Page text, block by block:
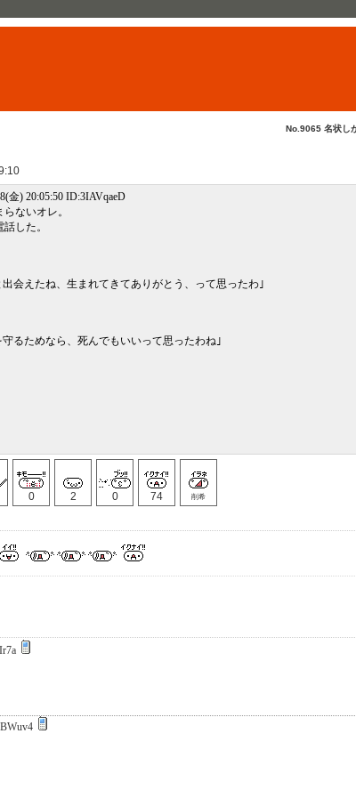
No.9065 名状し
金) 20:05:50 ID:3IAVqaeD
ないオレ。
した。
会えたね、生まれてきてありがとう、って思ったわ｣
るためなら、死んでもいいって思ったわね｣
0 2 0 74 削希